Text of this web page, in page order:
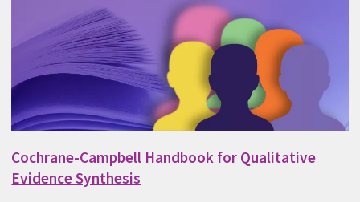
Cochrane-Campbell Handbook for Qualitative
Evidence Synthesis